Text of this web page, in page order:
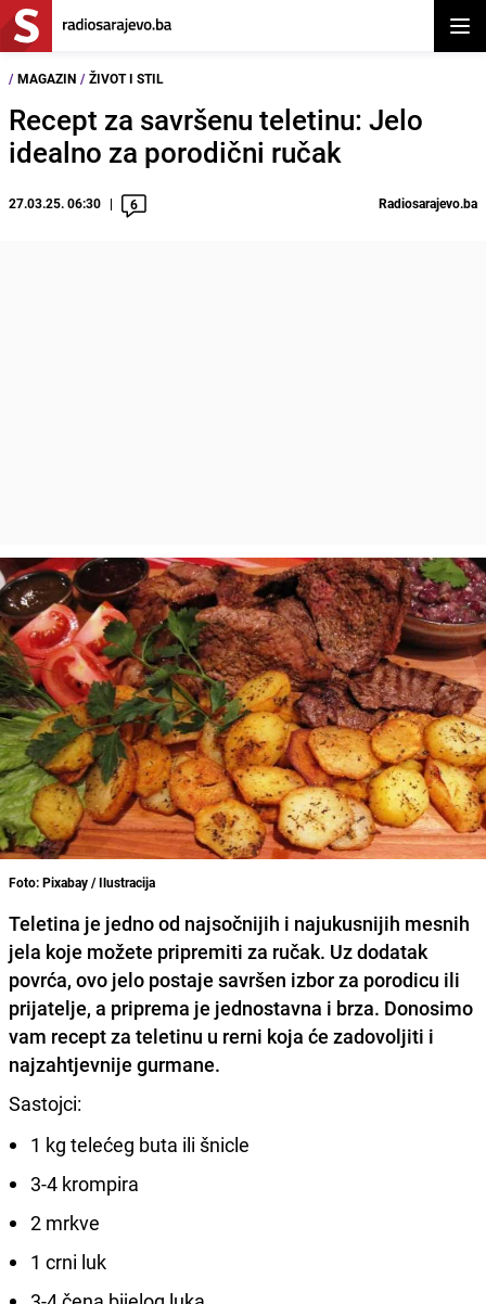
/ MAGAZIN / ŽIVOT I STIL
Recept za savršenu teletinu: Jelo
idealno za porodični ručak
27.03.25. 06:30 6 Radiosarajevo.ba
Foto: Pixabay / Ilustracija
Teletina je jedno od najsočnijih i najukusnijih mesnih
jela koje možete pripremiti za ručak. Uz dodatak
povrća, ovo jelo postaje savršen izbor za porodicu ili
prijatelje, a priprema je jednostavna i brza. Donosimo
vam recept za teletinu u rerni koja će zadovoljiti i
najzahtjevnije gurmane.
Sastojci:
1 kg telećeg buta ili šnicle
3-4 krompira
2 mrkve
1 crni luk